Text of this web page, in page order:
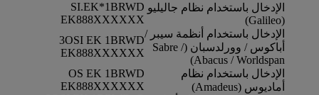
الإدخال باستخدام نظام جاليليو
(Galileo)
SI.EK*1BRWD
EK888XXXXXX
الإدخال باستخدام أنظمة سيبر /
أباكوس / وورلدسبان (Sabre /
Abacus / Worldspan)
3OSI EK 1BRWD
EK888XXXXXX
الإدخال باستخدام نظام
أماديوس (Amadeus)
OS EK 1BRWD
EK888XXXXXX